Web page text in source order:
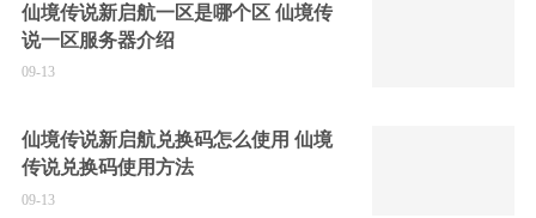
仙境传说新启航一区是哪个区 仙境传
说一区服务器介绍
09-13
仙境传说新启航兑换码怎么使用 仙境
传说兑换码使用方法
09-13